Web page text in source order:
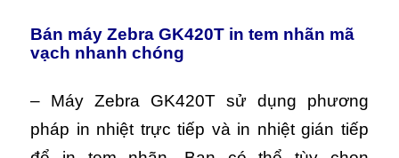
Bán máy Zebra GK420T in tem nhãn mã
vạch nhanh chóng
– Máy Zebra GK420T sử dụng phương
pháp in nhiệt trực tiếp và in nhiệt gián tiếp